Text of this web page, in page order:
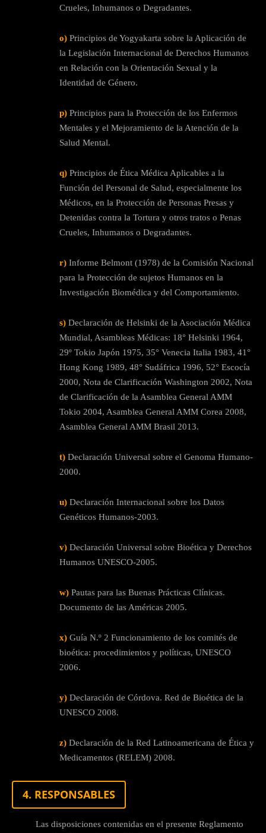
Crueles, Inhumanos o Degradantes.
o) Principios de Yogyakarta sobre la Aplicación de
la Legislación Internacional de Derechos Humanos
en Relación con la Orientación Sexual y la
Identidad de Género.
p) Principios para la Protección de los Enfermos
Mentales y el Mejoramiento de la Atención de la
Salud Mental.
q) Principios de Ética Médica Aplicables a la
Función del Personal de Salud, especialmente los
Médicos, en la Protección de Personas Presas y
Detenidas contra la Tortura y otros tratos o Penas
Crueles, Inhumanos o Degradantes.
r) Informe Belmont (1978) de la Comisión Nacional
para la Protección de sujetos Humanos en la
Investigación Biomédica y del Comportamiento.
s) Declaración de Helsinki de la Asociación Médica
Mundial, Asambleas Médicas: 18° Helsinki 1964,
29º Tokio Japón 1975, 35° Venecia Italia 1983, 41°
Hong Kong 1989, 48° Sudáfrica 1996, 52° Escocía
2000, Nota de Clarificación Washington 2002, Nota
de Clarificación de la Asamblea General AMM
Tokio 2004, Asamblea General AMM Corea 2008,
Asamblea General AMM Brasil 2013.
t) Declaración Universal sobre el Genoma Humano-
2000.
u) Declaración Internacional sobre los Datos
Genéticos Humanos-2003.
v) Declaración Universal sobre Bioética y Derechos
Humanos UNESCO-2005.
w) Pautas para las Buenas Prácticas Clínicas.
Documento de las Américas 2005.
x) Guía N.º 2 Funcionamiento de los comités de
bioética: procedimientos y políticas, UNESCO
2006.
y) Declaración de Córdova. Red de Bioética de la
UNESCO 2008.
z) Declaración de la Red Latinoamericana de Ética y
Medicamentos (RELEM) 2008.
4. RESPONSABLES
Las disposiciones contenidas en el presente Reglamento